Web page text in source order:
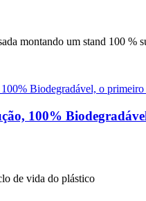
montando um stand 100 %
100%
de vida do plástico